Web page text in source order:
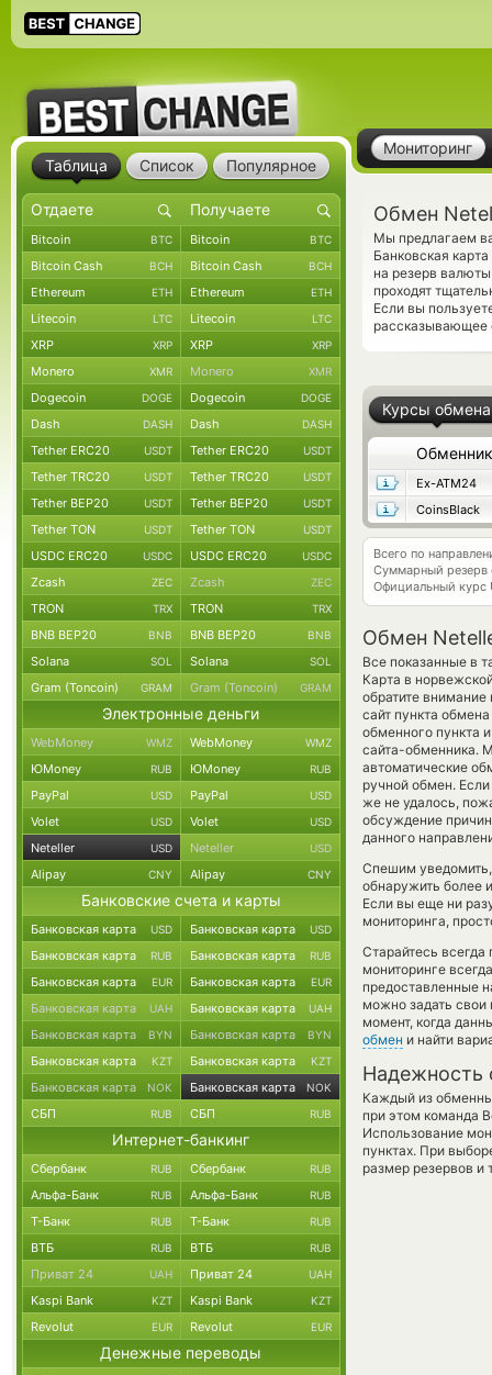
Мониторинг
Обмен
Мы предлагаем
Банковская
на резерв
проходят
Если вы
рассказывающее
Курсы обмена
Обменник
Ex-ATM24
CoinsBlack
Всего по
Суммарный резерв
Официальный курс
Обмен
Все показанные в
Карта в
обратите
сайт пункта
обменного пункта
сайта-обменника.
автоматические
ручной обмен.
же не удалось,
обсуждение
данного
Спешим
обнаружить более
Если вы еще ни
мониторинга,
Старайтесь
мониторинге
предоставленные
можно задать
момент, когда
обмен и найти
Надежность
Каждый из
при этом команда
Использование
пунктах. При
размер резервов и
Таблица Список Популярное
Bitcoin BTC Bitcoin BTC
Bitcoin Cash BCH Bitcoin Cash BCH
Ethereum ETH Ethereum ETH
Litecoin LTC Litecoin LTC
XRP XRP XRP XRP
Monero XMR Monero XMR
Dogecoin DOGE Dogecoin DOGE
Dash DASH Dash DASH
Tether ERC20 USDT Tether ERC20 USDT
Tether TRC20 USDT Tether TRC20 USDT
Tether BEP20 USDT Tether BEP20 USDT
Tether TON USDT Tether TON USDT
USDC ERC20 USDC USDC ERC20 USDC
Zcash ZEC Zcash ZEC
TRON TRX TRON TRX
BNB BEP20 BNB BNB BEP20 BNB
Solana SOL Solana SOL
Gram (Toncoin) GRAM Gram (Toncoin) GRAM
Электронные деньги
WebMoney WMZ WebMoney WMZ
ЮMoney RUB ЮMoney RUB
PayPal USD PayPal USD
Volet USD Volet USD
Neteller USD Neteller USD
Alipay CNY Alipay CNY
Банковские счета и карты
Банковская карта USD Банковская карта USD
Банковская карта RUB Банковская карта RUB
Банковская карта EUR Банковская карта EUR
Банковская карта UAH Банковская карта UAH
Банковская карта BYN Банковская карта BYN
Банковская карта KZT Банковская карта KZT
Банковская карта NOK Банковская карта NOK
СБП RUB СБП RUB
Интернет-банкинг
Сбербанк RUB Сбербанк RUB
Альфа-Банк RUB Альфа-Банк RUB
Т-Банк RUB Т-Банк RUB
ВТБ RUB ВТБ RUB
Приват 24 UAH Приват 24 UAH
Kaspi Bank KZT Kaspi Bank KZT
Revolut EUR Revolut EUR
Денежные переводы